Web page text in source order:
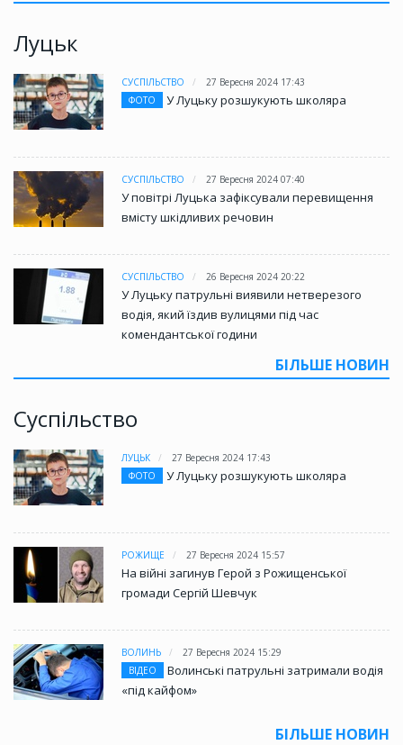
Луцьк
СУСПІЛЬСТВО
27 Вересня 2024 17:43
ФОТО
У Луцьку розшукують школяра
СУСПІЛЬСТВО 27 Вересня 2024 07:40
У повітрі Луцька зафіксували перевищення
вмісту шкідливих речовин
СУСПІЛЬСТВО 26 Вересня 2024 20:22
У Луцьку патрульні виявили нетверезого
водія, який їздив вулицями під час
комендантської години
БІЛЬШЕ НОВИН
Суспільство
ЛУЦЬК
27 Вересня 2024 17:43
ФОТО
У Луцьку розшукують школяра
РОЖИЩЕ 27 Вересня 2024 15:57
На війні загинув Герой з Рожищенської
громади Сергій Шевчук
ВОЛИНЬ
27 Вересня 2024 15:29
ВІДЕО
Волинські патрульні затримали водія
«під кайфом»
БІЛЬШЕ НОВИН